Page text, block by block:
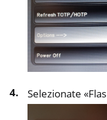
Selezionate